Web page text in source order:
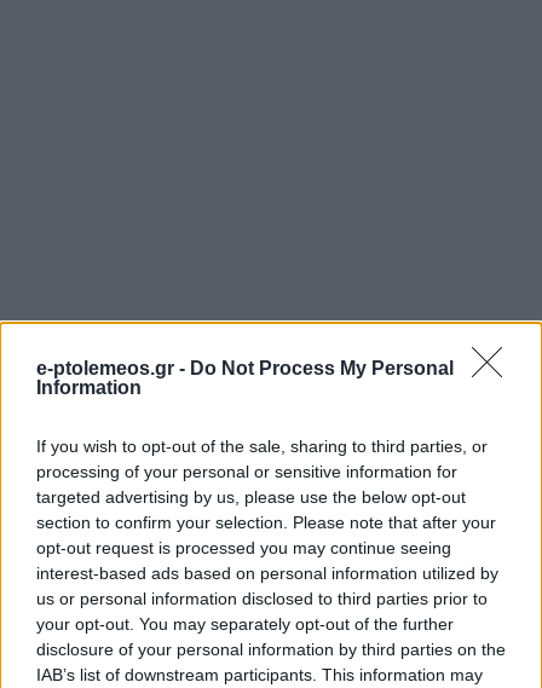
e-ptolemeos.gr - Do Not Process My Personal
Information
If you wish to opt-out of the sale, sharing to third parties, or
processing of your personal or sensitive information for
targeted advertising by us, please use the below opt-out
section to confirm your selection. Please note that after your
opt-out request is processed you may continue seeing
interest-based ads based on personal information utilized by
us or personal information disclosed to third parties prior to
your opt-out. You may separately opt-out of the further
disclosure of your personal information by third parties on the
IAB’s list of downstream participants. This information may